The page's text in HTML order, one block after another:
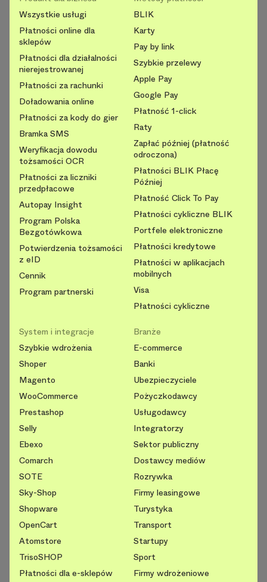
Wszystkie usługi
Płatności online dla
sklepów
Płatności dla działalności
nierejestrowanej
Płatności za rachunki
Doładowania online
Płatności za kody do gier
Bramka SMS
Weryfikacja dowodu
tożsamości OCR
Płatności za liczniki
przedpłacowe
Autopay Insight
Program Polska
Bezgotówkowa
Potwierdzenia tożsamości
z eID
Cennik
Program partnerski
BLIK
Karty
Pay by link
Szybkie przelewy
Apple Pay
Google Pay
Płatność 1-click
Raty
Zapłać później (płatność
odroczona)
Płatności BLIK Płacę
Później
Płatność Click To Pay
Płatności cykliczne BLIK
Portfele elektroniczne
Płatności kredytowe
Płatności w aplikacjach
mobilnych
Visa
Płatności cykliczne
System i integracje
Szybkie wdrożenia
Shoper
Magento
WooCommerce
Prestashop
Selly
Ebexo
Comarch
SOTE
Sky-Shop
Shopware
OpenCart
Atomstore
TrisoSHOP
Płatności dla e-sklepów
Branże
E-commerce
Banki
Ubezpieczyciele
Pożyczkodawcy
Usługodawcy
Integratorzy
Sektor publiczny
Dostawcy mediów
Rozrywka
Firmy leasingowe
Turystyka
Transport
Startupy
Sport
Firmy wdrożeniowe